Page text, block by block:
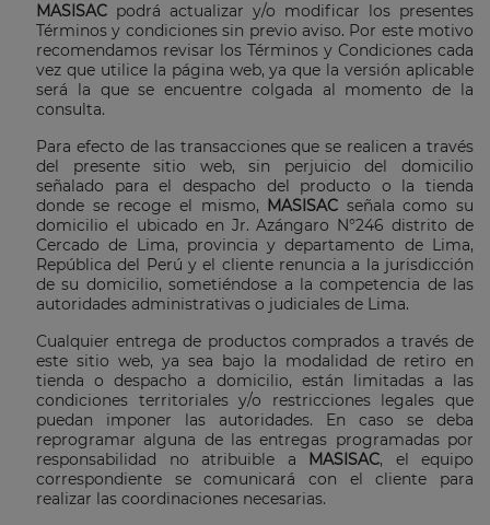
MASISAC podrá actualizar y/o modificar los presentes
Términos y condiciones sin previo aviso. Por este motivo
recomendamos revisar los Términos y Condiciones cada
vez que utilice la página web, ya que la versión aplicable
será la que se encuentre colgada al momento de la
consulta.
Para efecto de las transacciones que se realicen a través
del presente sitio web, sin perjuicio del domicilio
señalado para el despacho del producto o la tienda
donde se recoge el mismo, MASISAC señala como su
domicilio el ubicado en Jr. Azángaro N°246 distrito de
Cercado de Lima, provincia y departamento de Lima,
República del Perú y el cliente renuncia a la jurisdicción
de su domicilio, sometiéndose a la competencia de las
autoridades administrativas o judiciales de Lima.
Cualquier entrega de productos comprados a través de
este sitio web, ya sea bajo la modalidad de retiro en
tienda o despacho a domicilio, están limitadas a las
condiciones territoriales y/o restricciones legales que
puedan imponer las autoridades. En caso se deba
reprogramar alguna de las entregas programadas por
responsabilidad no atribuible a
MASISAC, el equipo
correspondiente se comunicará con el cliente para
realizar las coordinaciones necesarias.